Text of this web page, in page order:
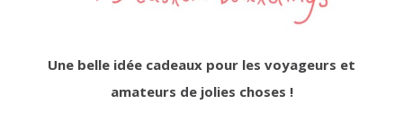
Une belle idée cadeaux pour les voyageurs et
amateurs de jolies choses !